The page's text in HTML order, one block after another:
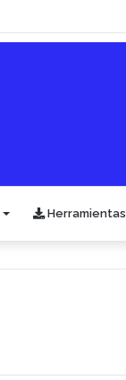
Herramientas